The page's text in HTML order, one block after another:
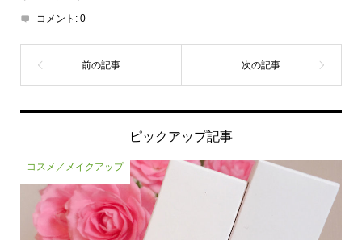
コメント: 0
ピックアップ記事
コスメ／メイクアップ